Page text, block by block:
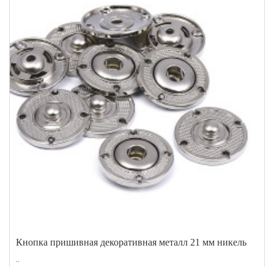
Кнопка пришивная декоративная металл 21 мм никель
..